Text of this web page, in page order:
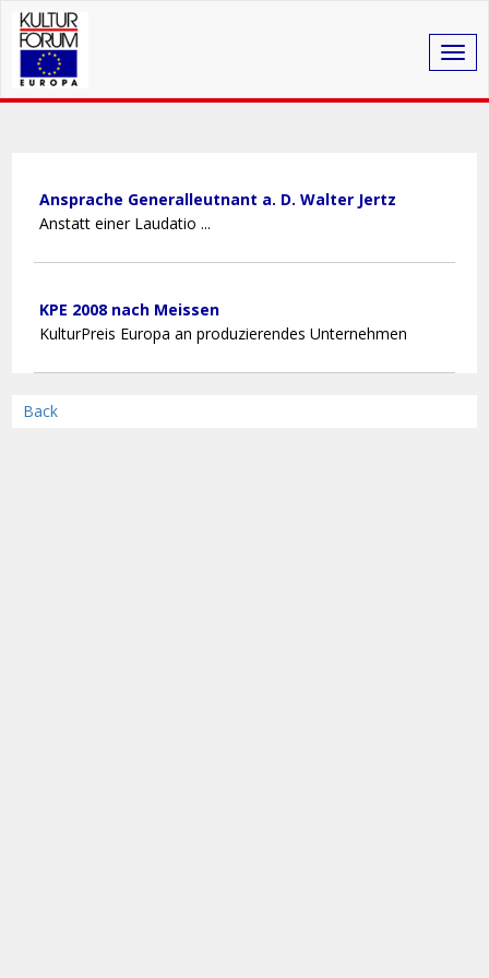
Ansprache Generalleutnant a. D. Walter Jertz
Anstatt einer Laudatio ...
KPE 2008 nach Meissen
KulturPreis Europa an produzierendes Unternehmen
Back